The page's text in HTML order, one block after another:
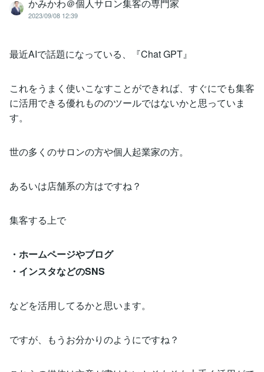
かみかわ＠個人サロン集客の専門家
2023/09/08 12:39
最近AIで話題になっている、『Chat GPT』
これをうまく使いこなすことができれば、すぐにでも集客
に活用できる優れもののツールではないかと思っていま
す。
世の多くのサロンの方や個人起業家の方。
あるいは店舗系の方はですね？
集客する上で
・ホームページやブログ
・インスタなどのSNS
などを活用してるかと思います。
ですが、もうお分かりのようにですね？